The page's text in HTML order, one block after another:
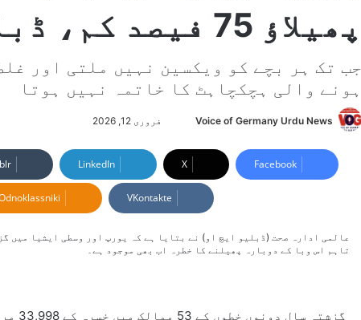
پھیلاؤ 75 فیصد کم، ڈبلیو ایچ او
جب تک ہر بچے کو ویکسین نہیں ملتی اور
ہونے والی ہچکچاہٹ کا خاتمہ نہیں ہوتا
Voice of Germany Urdu News
n
d
n
e
m
l
فروری 12, 2026
Facebook
X
LinkedIn
VKontakte
تاہم اس وبا کے دوبارہ پھیلنے کا خطرہ اب بھی موجود ہے۔